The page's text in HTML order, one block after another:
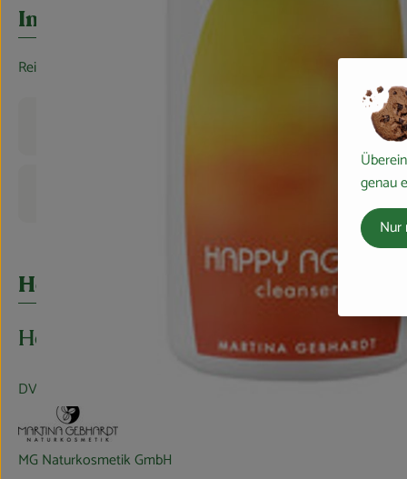
Info
Reinigungsmilch
Herkunft
Hersteller: Martina Gebhardt
DV
MG Naturkosmetik GmbH
genau
Nur